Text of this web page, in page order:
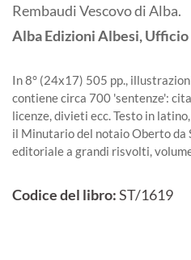
Rembaudi Vescovo di Alba.
AlbaEdizioni Albesi,
In 8° (24x17) 505 pp.,
contiene circa 700 'sentenze':
licenze, divieti ecc. Testo in
il Minutario del notaio Oberto da
editoriale a grandi risvolti,
Codice del libro:ST/1619